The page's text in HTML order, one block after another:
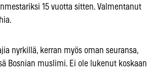
15 vuotta sitten. Valmentanut
nyrkillä, kerran myös oman seuransa,
Bosnian muslimi. Ei ole lukenut koskaan